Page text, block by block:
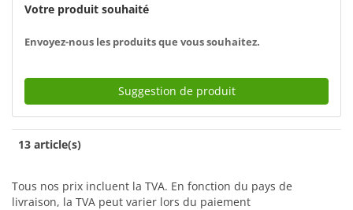
Votre produit souhaité
Envoyez-nous les produits que vous souhaitez.
Suggestion de produit
13 article(s)
Tous nos prix incluent la TVA. En fonction du pays de
livraison, la TVA peut varier lors du paiement